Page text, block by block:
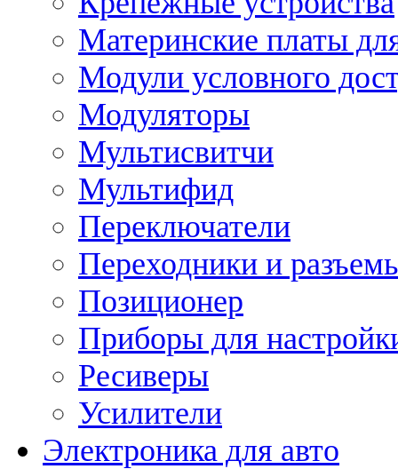
Материнские платы
Модули условного
Модуляторы
Мультисвитчи
Мультифид
Переключатели
Переходники и
Позиционер
Приборы для
Ресиверы
Усилители
Электроника для авто